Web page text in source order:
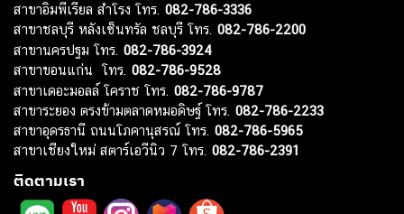
สาขาอิมพีเรียล สำโรง โทร. 082-786-3336
สาขาชลบุรี หลังเซ็นทรัล ชลบุรี โทร. 082-786-2200
สาขานครปฐม โทร. 082-786-3924
สาขาขอนแก่น โทร. 082-786-9528
สาขาเดอะมอลล์ โคราช โทร. 082-786-9787
สาขาระยอง ตรงข้ามตลาดหมอดิษฐ์ โทร. 082-786-2233
สาขาอุดรธานี ถนนโภคานุสรณ์ โทร. 082-786-5965
สาขาเชียงใหม่ สตาร์เอวีนิว 7 โทร. 082-786-2391
ติดตามเรา